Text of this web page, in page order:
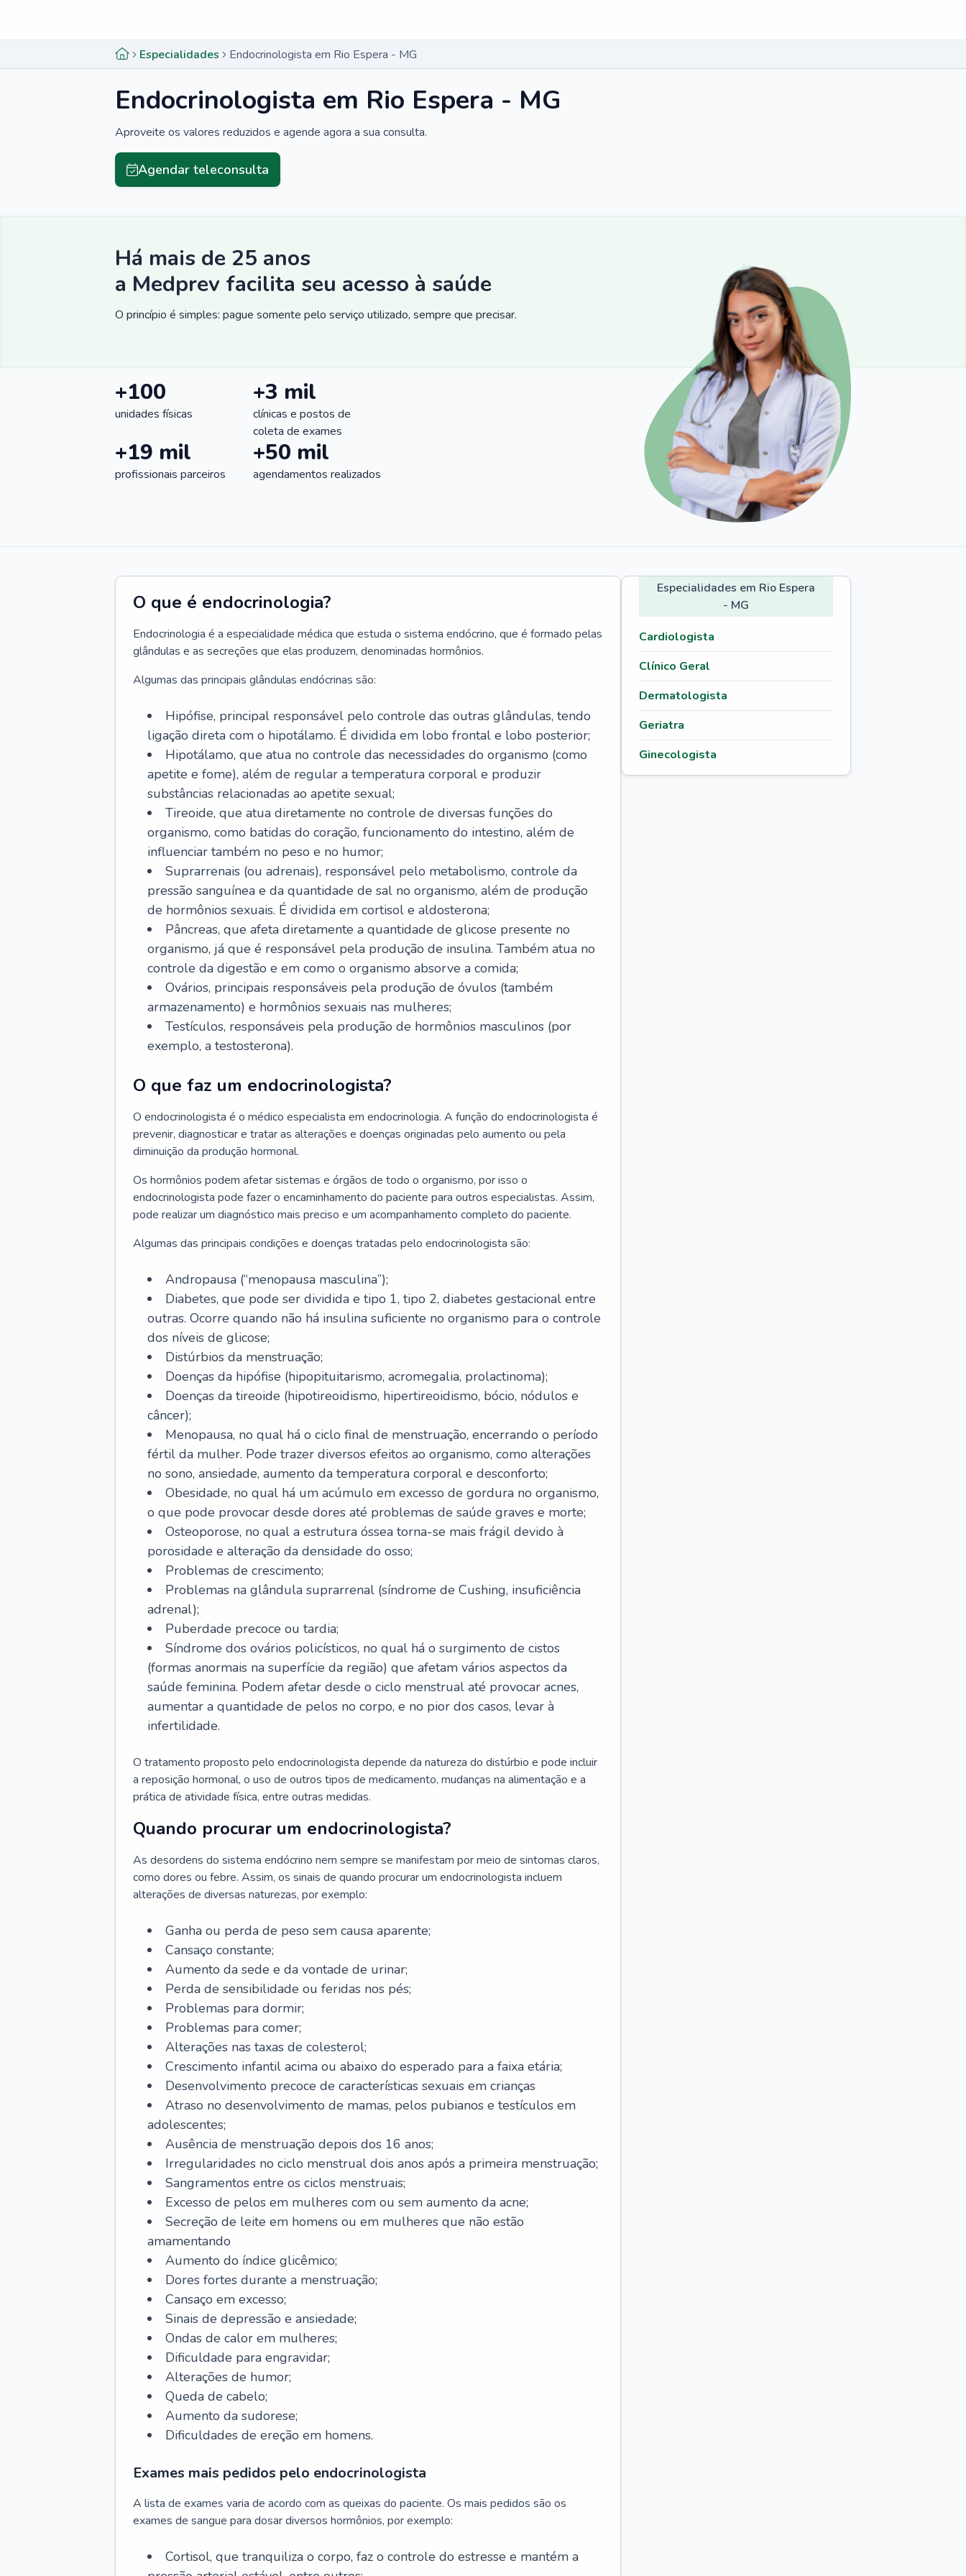
Especialidades Endocrinologista em Rio Espera - MG
Endocrinologista em Rio Espera - MG
Aproveite os valores reduzidos e agende agora a sua consulta.
Agendar teleconsulta
Há mais de 25 anos
a Medprev facilita seu acesso à saúde
O princípio é simples: pague somente pelo serviço utilizado, sempre que precisar.
+100
unidades físicas
+3 mil
clínicas e postos de
coleta de exames
+19 mil
profissionais parceiros
+50 mil
agendamentos realizados
O que é endocrinologia?
Endocrinologia é a especialidade médica que estuda o sistema endócrino, que é formado pelas
glândulas e as secreções que elas produzem, denominadas hormônios.
Algumas das principais glândulas endócrinas são:
Hipófise, principal responsável pelo controle das outras glândulas, tendo
ligação direta com o hipotálamo. É dividida em lobo frontal e lobo posterior;
Hipotálamo, que atua no controle das necessidades do organismo (como
apetite e fome), além de regular a temperatura corporal e produzir
substâncias relacionadas ao apetite sexual;
Tireoide, que atua diretamente no controle de diversas funções do
organismo, como batidas do coração, funcionamento do intestino, além de
influenciar também no peso e no humor;
Suprarrenais (ou adrenais), responsável pelo metabolismo, controle da
pressão sanguínea e da quantidade de sal no organismo, além de produção
de hormônios sexuais. É dividida em cortisol e aldosterona;
Pâncreas, que afeta diretamente a quantidade de glicose presente no
organismo, já que é responsável pela produção de insulina. Também atua no
controle da digestão e em como o organismo absorve a comida;
Ovários, principais responsáveis pela produção de óvulos (também
armazenamento) e hormônios sexuais nas mulheres;
Testículos, responsáveis pela produção de hormônios masculinos (por
exemplo, a testosterona).
O que faz um endocrinologista?
O endocrinologista é o médico especialista em endocrinologia. A função do endocrinologista é
prevenir, diagnosticar e tratar as alterações e doenças originadas pelo aumento ou pela
diminuição da produção hormonal.
Os hormônios podem afetar sistemas e órgãos de todo o organismo, por isso o
endocrinologista pode fazer o encaminhamento do paciente para outros especialistas. Assim,
pode realizar um diagnóstico mais preciso e um acompanhamento completo do paciente.
Algumas das principais condições e doenças tratadas pelo endocrinologista são:
Andropausa (“menopausa masculina”);
Diabetes, que pode ser dividida e tipo 1, tipo 2, diabetes gestacional entre
outras. Ocorre quando não há insulina suficiente no organismo para o controle
dos níveis de glicose;
Distúrbios da menstruação;
Doenças da hipófise (hipopituitarismo, acromegalia, prolactinoma);
Doenças da tireoide (hipotireoidismo, hipertireoidismo, bócio, nódulos e
câncer);
Menopausa, no qual há o ciclo final de menstruação, encerrando o período
fértil da mulher. Pode trazer diversos efeitos ao organismo, como alterações
no sono, ansiedade, aumento da temperatura corporal e desconforto;
Obesidade, no qual há um acúmulo em excesso de gordura no organismo,
o que pode provocar desde dores até problemas de saúde graves e morte;
Osteoporose, no qual a estrutura óssea torna-se mais frágil devido à
porosidade e alteração da densidade do osso;
Problemas de crescimento;
Problemas na glândula suprarrenal (síndrome de Cushing, insuficiência
adrenal);
Puberdade precoce ou tardia;
Síndrome dos ovários policísticos, no qual há o surgimento de cistos
(formas anormais na superfície da região) que afetam vários aspectos da
saúde feminina. Podem afetar desde o ciclo menstrual até provocar acnes,
aumentar a quantidade de pelos no corpo, e no pior dos casos, levar à
infertilidade.
O tratamento proposto pelo endocrinologista depende da natureza do distúrbio e pode incluir
a reposição hormonal, o uso de outros tipos de medicamento, mudanças na alimentação e a
prática de atividade física, entre outras medidas.
Quando procurar um endocrinologista?
As desordens do sistema endócrino nem sempre se manifestam por meio de sintomas claros,
como dores ou febre. Assim, os sinais de quando procurar um endocrinologista incluem
alterações de diversas naturezas, por exemplo:
Ganha ou perda de peso sem causa aparente;
Cansaço constante;
Aumento da sede e da vontade de urinar;
Perda de sensibilidade ou feridas nos pés;
Problemas para dormir;
Problemas para comer;
Alterações nas taxas de colesterol;
Crescimento infantil acima ou abaixo do esperado para a faixa etária;
Desenvolvimento precoce de características sexuais em crianças
Atraso no desenvolvimento de mamas, pelos pubianos e testículos em
adolescentes;
Ausência de menstruação depois dos 16 anos;
Irregularidades no ciclo menstrual dois anos após a primeira menstruação;
Sangramentos entre os ciclos menstruais;
Excesso de pelos em mulheres com ou sem aumento da acne;
Secreção de leite em homens ou em mulheres que não estão
amamentando
Aumento do índice glicêmico;
Dores fortes durante a menstruação;
Cansaço em excesso;
Sinais de depressão e ansiedade;
Ondas de calor em mulheres;
Dificuldade para engravidar;
Alterações de humor;
Queda de cabelo;
Aumento da sudorese;
Dificuldades de ereção em homens.
Exames mais pedidos pelo endocrinologista
A lista de exames varia de acordo com as queixas do paciente. Os mais pedidos são os
exames de sangue para dosar diversos hormônios, por exemplo:
Cortisol, que tranquiliza o corpo, faz o controle do estresse e mantém a
Especialidades em Rio Espera
- MG
Cardiologista
Clínico Geral
Dermatologista
Geriatra
Ginecologista